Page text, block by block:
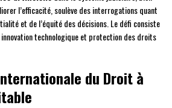
l’efficacité, soulève des interrogations quant
et de l’équité des décisions. Le défi consiste
technologique et protection des droits
du Droit à